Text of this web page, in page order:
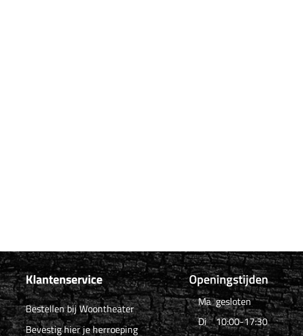
Klantenservice
Bestellen bij Woontheater
Bevestig hier je herroeping
Openingstijden
Ma gesloten
Di
10:00-17:30